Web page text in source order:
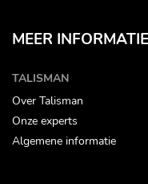
MEER INFORMATIE
TALISMAN
Over Talisman
Onze experts
Algemene informatie